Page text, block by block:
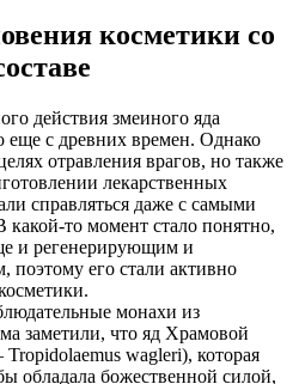
косметики со
действия змеиного яда
еще с древних времен. Однако
отравления врагов, но также
лекарственных
справляться даже с самыми
то момент стало понятно,
и регенерирующим и
его стали активно
монахи из
заметили, что яд Храмовой
wagleri), которая
обладала божественной силой,